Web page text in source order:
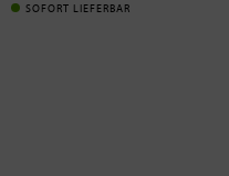
SOFORT LIEFERBAR